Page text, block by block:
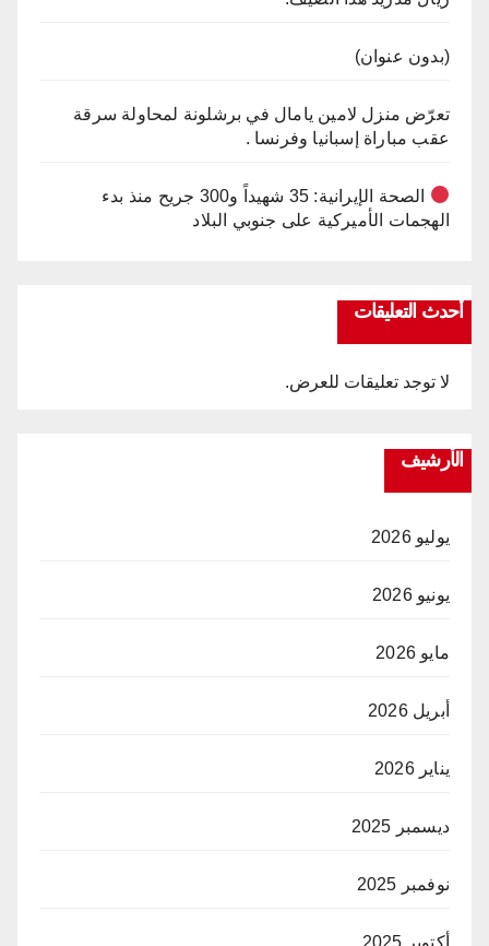
(بدون عنوان)
تعرّض منزل لامين يامال في برشلونة لمحاولة سرقة
عقب مباراة إسبانيا وفرنسا .
الصحة الإيرانية: 35 شهيداً و300 جريح منذ بدء
الهجمات الأميركية على جنوبي البلاد
أحدث التعليقات
لا توجد تعليقات للعرض.
الأرشيف
يوليو 2026
يونيو 2026
مايو 2026
أبريل 2026
يناير 2026
ديسمبر 2025
نوفمبر 2025
أكتوبر 2025